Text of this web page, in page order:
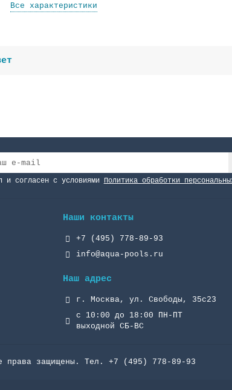
Все характеристики
и согласен с условиями Политика обработки
Наши контакты
+7 (495) 778-89-93
info@aqua-pools.ru
Наш адрес
г. Москва, ул. Свободы, 35с23
с 10:00 до 18:00 ПН-ПТ
выходной СБ-ВС
права защищены. Тел. +7 (495) 778-89-93